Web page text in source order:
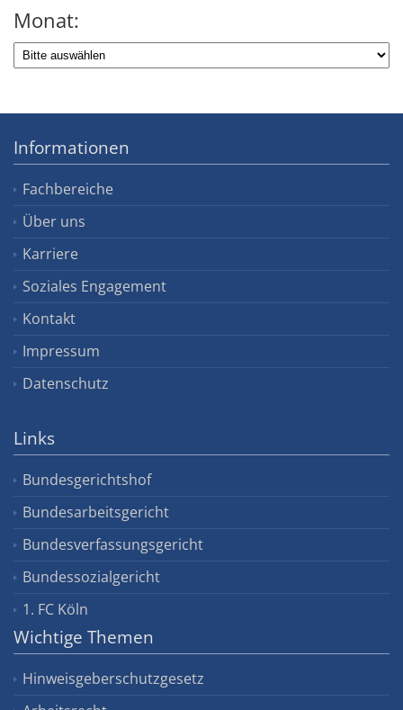
Monat:
Informationen
Fachbereiche
Über uns
Karriere
Soziales Engagement
Kontakt
Impressum
Datenschutz
Links
Bundesgerichtshof
Bundesarbeitsgericht
Bundesverfassungsgericht
Bundessozialgericht
1. FC Köln
Wichtige Themen
Hinweisgeberschutzgesetz